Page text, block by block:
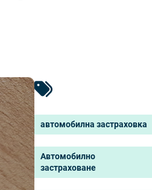
автомобилна застраховка
Автомобилно
застраховане